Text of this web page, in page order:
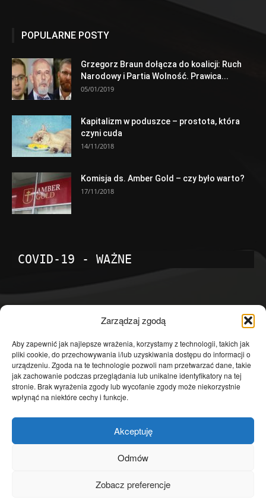
Zarządzaj zgodą
Aby zapewnić jak najlepsze wrażenia, korzystamy z technologii, takich jak
pliki cookie, do przechowywania i/lub uzyskiwania dostępu do informacji o
urządzeniu. Zgoda na te technologie pozwoli nam przetwarzać dane, takie
jak zachowanie podczas przeglądania lub unikalne identyfikatory na tej
stronie. Brak wyrażenia zgody lub wycofanie zgody może niekorzystnie
wpłynąć na niektóre cechy i funkcje.
Akceptuję
Odmów
Zobacz preferencje
POPULARNE POSTY
Grzegorz Braun dołącza do koalicji: Ruch
Narodowy i Partia Wolność. Prawica...
05/01/2019
Kapitalizm w poduszce – prostota, która
czyni cuda
14/11/2018
Komisja ds. Amber Gold – czy było warto?
17/11/2018
COVID-19 - WAŻNE
Temat dnia
4601
Publicystyka
4363
Polityka
3639
Polska
Społeczeństwo
2823